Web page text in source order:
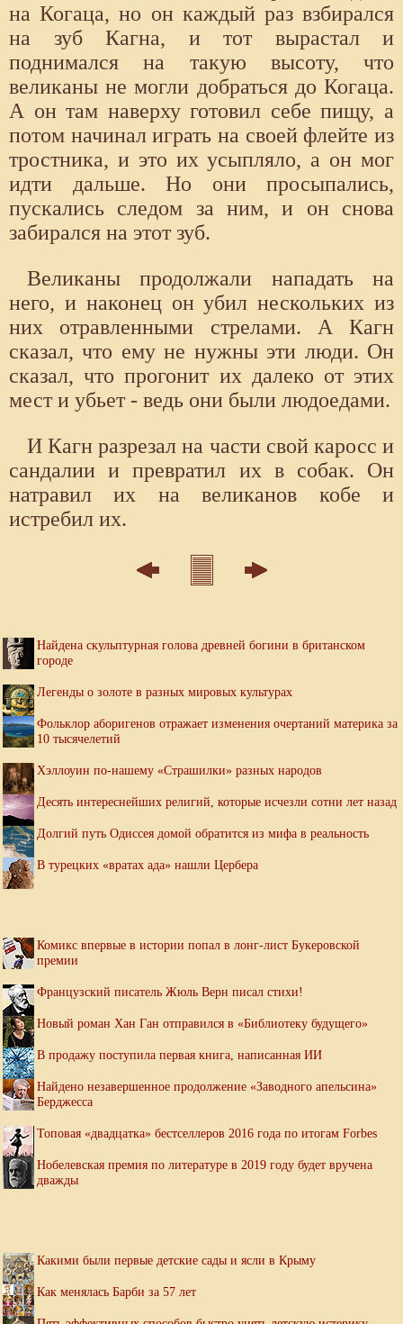
на Когаца, но он каждый раз взбирался
на зуб Кагна, и тот вырастал и
поднимался на такую высоту, что
великаны не могли добраться до Когаца.
А он там наверху готовил себе пищу, а
потом начинал играть на своей флейте из
тростника, и это их усыпляло, а он мог
идти дальше. Но они просыпались,
пускались следом за ним, и он снова
забирался на этот зуб.
Великаны продолжали нападать на
него, и наконец он убил нескольких из
них отравленными стрелами. А Кагн
сказал, что ему не нужны эти люди. Он
сказал, что прогонит их далеко от этих
мест и убьет - ведь они были людоедами.
И Кагн разрезал на части свой каросс и
сандалии и превратил их в собак. Он
натравил их на великанов кобе и
истребил их.
Найдена скульптурная голова древней богини в британском
городе
Легенды о золоте в разных мировых культурах
Фольклор аборигенов отражает изменения очертаний материка за
10 тысячелетий
Хэллоуин по-нашему «Страшилки» разных народов
Десять интереснейших религий, которые исчезли сотни лет назад
Долгий путь Одиссея домой обратится из мифа в реальность
В турецких «вратах ада» нашли Цербера
Комикс впервые в истории попал в лонг-лист Букеровской
премии
Французский писатель Жюль Верн писал стихи!
Новый роман Хан Ган отправился в «Библиотеку будущего»
В продажу поступила первая книга, написанная ИИ
Найдено незавершенное продолжение «Заводного апельсина»
Берджесса
Топовая «двадцатка» бестселлеров 2016 года по итогам Forbes
Нобелевская премия по литературе в 2019 году будет вручена
дважды
Какими были первые детские сады и ясли в Крыму
Как менялась Барби за 57 лет